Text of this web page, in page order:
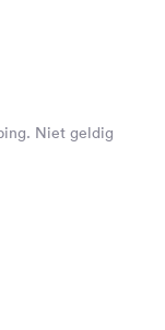
Niet geldig